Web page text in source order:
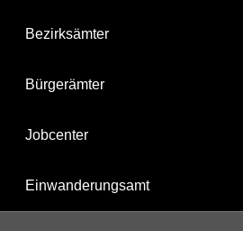
Bezirksämter
Bürgerämter
Jobcenter
Einwanderungsamt